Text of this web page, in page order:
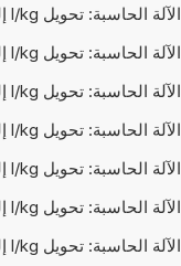
الآلة الحاسبة: تحويل l/kg إلى dm³/g
الآلة الحاسبة: تحويل l/kg إلى cm³/g
الآلة الحاسبة: تحويل l/kg إلى l/g
الآلة الحاسبة: تحويل l/kg إلى dl/g
الآلة الحاسبة: تحويل l/kg إلى m/gl
الآلة الحاسبة: تحويل l/kg إلى m³/kg
الآلة الحاسبة: تحويل l/kg إلى dm³/kg